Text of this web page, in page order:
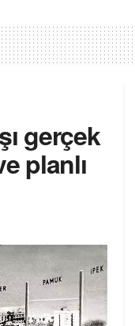
gerçek
planlı